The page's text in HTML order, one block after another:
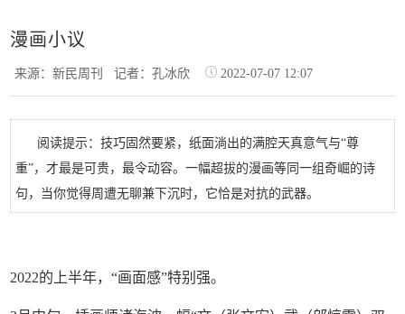
漫画小议
来源：新民周刊记者：孔冰欣 2022-07-07 12:07
阅读提示：技巧固然要紧，纸面淌出的满腔天真意气与“尊
重”，才最是可贵，最令动容。一幅超拔的漫画等同一组奇崛的诗
句，当你觉得周遭无聊兼下沉时，它恰是对抗的武器。
2022的上半年，“画面感”特别强。